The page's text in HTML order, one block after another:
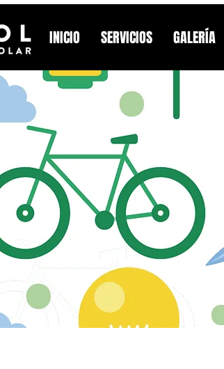
INICIO SERVICIOS GALERÍA